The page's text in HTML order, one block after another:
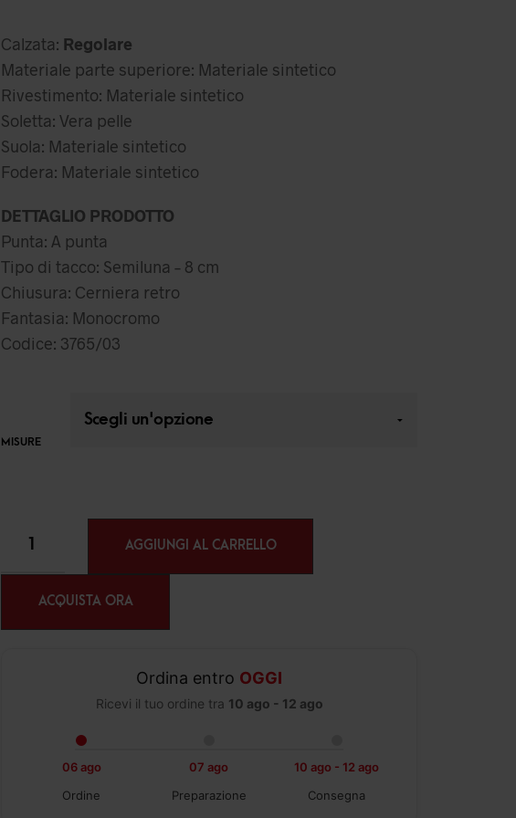
originale
era:
69,99 €.
è:
48,99 €.
Calzata: Regolare
Materiale parte superiore: Materiale sintetico
Rivestimento: Materiale sintetico
Soletta: Vera pelle
Suola: Materiale sintetico
Fodera: Materiale sintetico
DETTAGLIO PRODOTTO
Punta: A punta
Tipo di tacco: Semiluna – 8 cm
Chiusura: Cerniera retro
Fantasia: Monocromo
Codice: 3765/03
MISURE
AGGIUNGI AL CARRELLO
ACQUISTA ORA
Ordina entro OGGI
Ricevi il tuo ordine tra 10 ago - 12 ago
06 ago
Ordine
07 ago
Preparazione
10 ago - 12 ago
Consegna